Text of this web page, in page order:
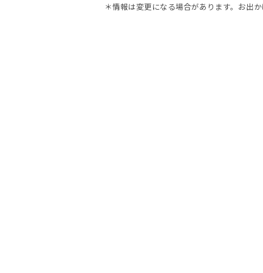
＊情報は変更になる場合があります。お出